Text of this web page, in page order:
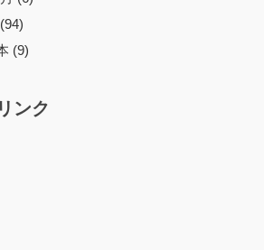
(9)
ンク